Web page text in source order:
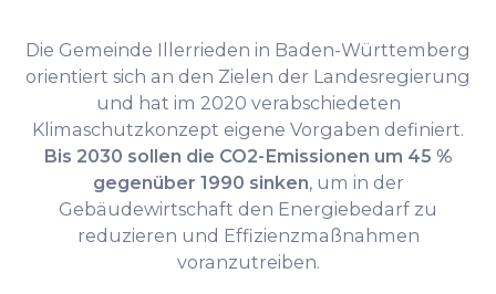
Die Gemeinde Illerrieden in Baden-Württemberg
orientiert sich an den Zielen der Landesregierung
und hat im 2020 verabschiedeten
Klimaschutzkonzept eigene Vorgaben definiert.
Bis 2030 sollen die CO2-Emissionen um 45 %
gegenüber 1990 sinken, um in der
Gebäudewirtschaft den Energiebedarf zu
reduzieren und Effizienzmaßnahmen
voranzutreiben.